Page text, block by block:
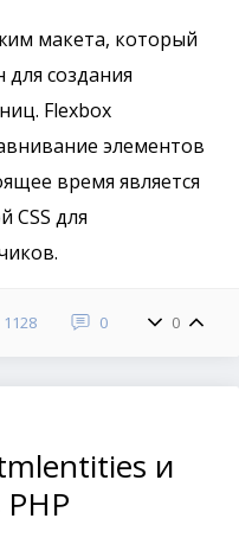
макета, который
создания
Flexbox
элементов
время является
CSS для
1128 0 0
и